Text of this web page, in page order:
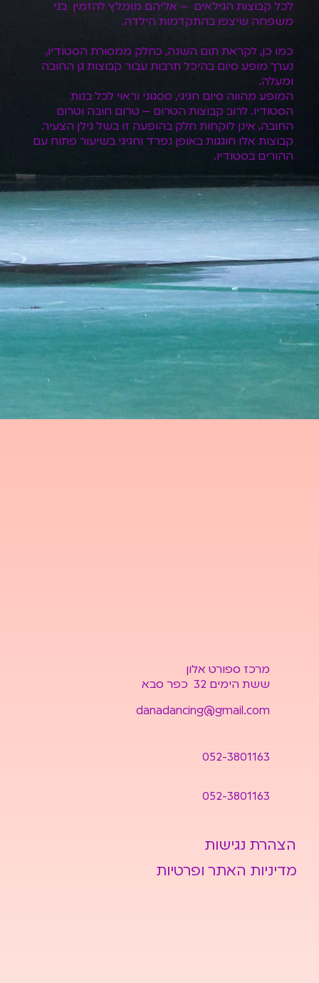
לכל קבוצות הגילאים – אליהם מומלץ להזמין בני
משפחה שיצפו בהתקדמות הילדה.
כמו כן, לקראת תום השנה, כחלק ממסורת הסטודיו,
נערך מופע סיום בהיכל תרבות עבור קבוצות גן החובה
ומעלה.
המופע מהווה סיום חגיגי, ססגוני וראוי לכל בנות
הסטודיו. לרוב קבוצות הטרום – טרום חובה וטרום
החובה, אינן לוקחות חלק בהופעה זו בשל גילן הצעיר.
קבוצות אלו חוגגות באופן נפרד וחגיגי בשיעור פתוח עם
ההורים בסטודיו.
052-3801163
052-3801163
מרכז ספורט אלון
ששת הימים 32 כפר סבא
danadancing@gmail.com
הצהרת נגישות
מדיניות האתר ופרטיות